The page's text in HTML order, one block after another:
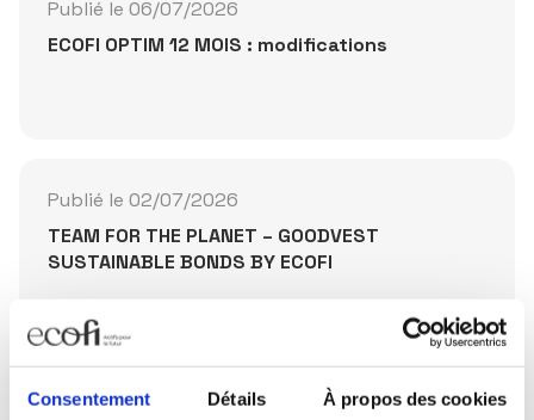
Consentement Détails À propos des cookies
Publié le 06/07/2026
ECOFI OPTIM 12 MOIS : modifications
Publié le 02/07/2026
TEAM FOR THE PLANET – GOODVEST
SUSTAINABLE BONDS BY ECOFI
Partager la publication